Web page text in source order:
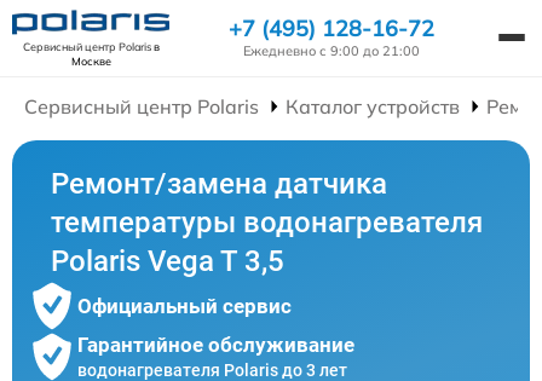
Сервисный центр Polarisв
Москве
+7 (495) 128-16-72
Ежедневно с 9:00 до 21:00
Сервисный центр Polaris Каталог устройств
Ремонт/замена датчика
температуры водонагревателя
Polaris Vega T 3,5
Официальный сервис
Гарантийное обслуживание
водонагревателя Polaris до 3 лет